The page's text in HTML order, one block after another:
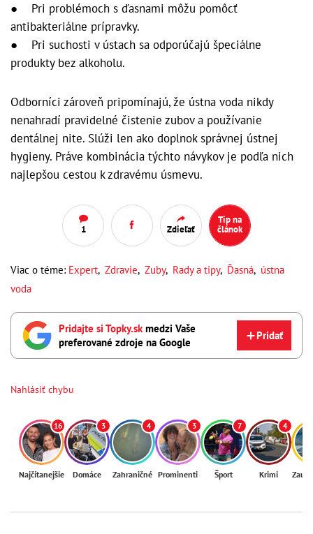
● Pri problémoch s ďasnami môžu pomôcť
antibakteriálne prípravky.
● Pri suchosti v ústach sa odporúčajú špeciálne
produkty bez alkoholu.
Odborníci zároveň pripomínajú, že ústna voda nikdy
nenahradí pravidelné čistenie zubov a používanie
dentálnej nite. Slúži len ako doplnok správnej ústnej
hygieny. Práve kombinácia týchto návykov je podľa nich
najlepšou cestou k zdravému úsmevu.
1 Zdieľať
Tip na
článok
Viac o téme: Expert, Zdravie, Zuby, Rady a tipy, Ďasná, ústna
voda
Pridajte si Topky.skmedzi Vaše
preferované zdroje na Google
Pridať
Nahlásiť chybu
16
Najčítanejšie
3
Domáce
4
Zahraničné
3
Prominenti
7
Šport
4
Krimi